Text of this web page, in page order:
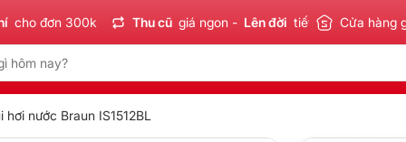
300k Thu cũ giá ngon - Lên đời tiết kiệm Sản phẩm
Cửa hàng
nước Braun IS1512BL